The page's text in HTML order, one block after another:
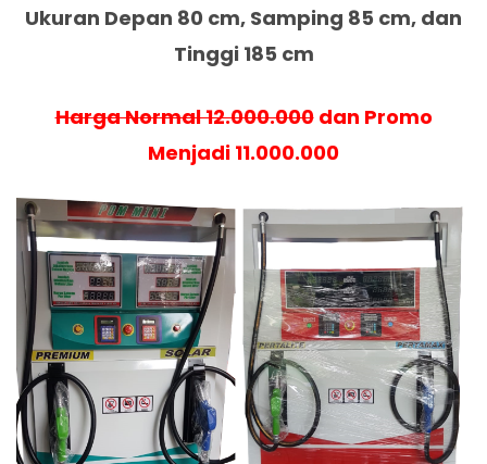
Ukuran Depan 80 cm, Samping 85 cm, dan
Tinggi 185 cm
Harga Normal 12.000.000dan Promo
Menjadi 11.000.000